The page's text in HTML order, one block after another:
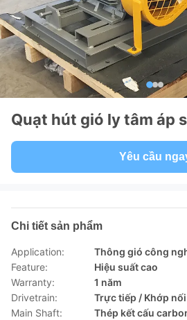
Quạt hút gió ly tâm áp
Yêu cầu
Chi tiết sản phẩm
Application:
Thông gió công
Feature:
Hiệu suất cao
Warranty:
1 năm
Drivetrain:
Trực tiếp / Khớp
Main Shaft:
Thép kết cấu